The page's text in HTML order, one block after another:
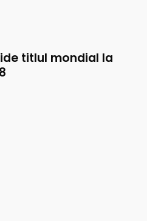
titlul mondial la